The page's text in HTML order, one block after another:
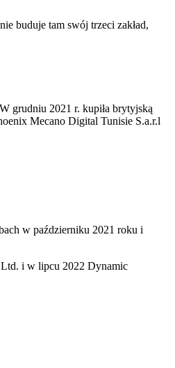
buduje tam swój trzeci zakład,
grudniu 2021 r. kupiła brytyjską
Mecano Digital Tunisie S.a.r.l
w październiku 2021 roku i
i w lipcu 2022 Dynamic